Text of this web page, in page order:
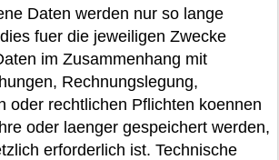
Daten werden nur so lange
fuer die jeweiligen Zwecke
im Zusammenhang mit
Rechnungslegung,
oder rechtlichen Pflichten koennen
oder laenger gespeichert werden,
erforderlich ist. Technische